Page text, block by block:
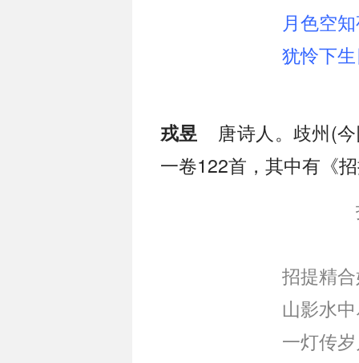
月色空
犹怜下
戎昱
唐诗人。歧州(
一卷122首，其中有《
招提精
山影水
一灯传